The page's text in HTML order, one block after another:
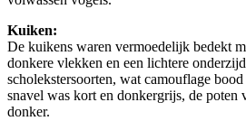
Kuiken:
De kuikens waren vermoedelijk bedekt
donkere vlekken en een lichtere
scholekstersoorten, wat camouflage
snavel was kort en donkergrijs, de poten
donker.